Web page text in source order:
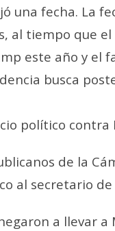
una fecha. La
al tiempo que
este año y el
busca
político contra
de la
al secretario
a llevar